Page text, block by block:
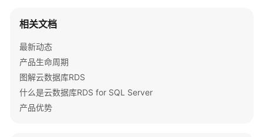
见
问
题
故
相关文档
最新动态
产品生命周期
图解云数据库RDS
什么是云数据库RDS for SQL Server
产品优势